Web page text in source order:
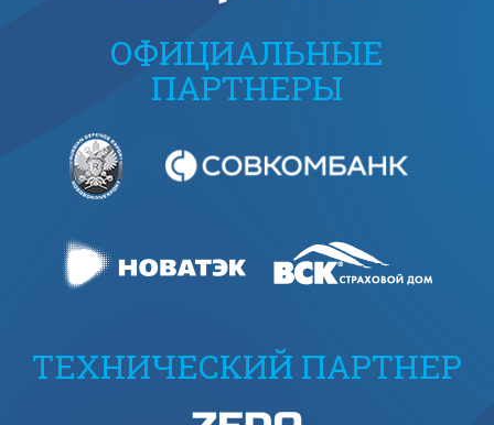
ОФИЦИАЛЬНЫЕ
ПАРТНЕРЫ
ТЕХНИЧЕСКИЙ ПАРТНЕР